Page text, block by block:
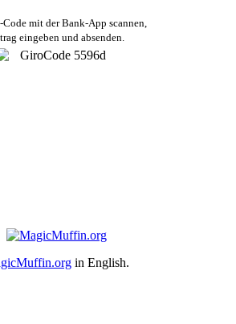
Code mit der Bank-App scannen,
eingeben und absenden.
in English.